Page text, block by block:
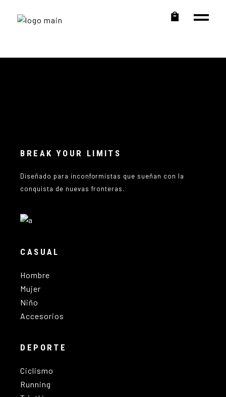
BREAK YOUR LIMITS
Diseñado para inconformistas que sueñan con la
conquista de nuevas fronteras.
CASUAL
Hombre
Mujer
Niño
Accesorios
DEPORTE
Ciclismo
Running